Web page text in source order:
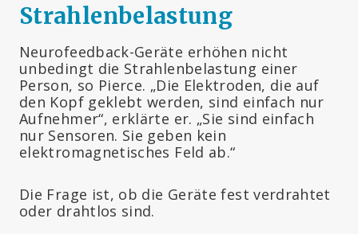
Strahlenbelastung
Neurofeedback-Geräte erhöhen nicht
unbedingt die Strahlenbelastung einer
Person, so Pierce. „Die Elektroden, die auf
den Kopf geklebt werden, sind einfach nur
Aufnehmer“, erklärte er. „Sie sind einfach
nur Sensoren. Sie geben kein
elektromagnetisches Feld ab.“
Die Frage ist, ob die Geräte fest verdrahtet
oder drahtlos sind.